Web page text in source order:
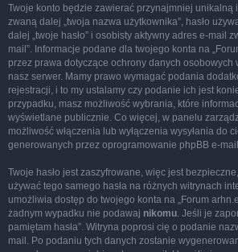
Twoje konto będzie zawierać przynajmniej unikalną
zwaną dalej „twoja nazwa użytkownika”, hasło
dalej „twoje hasło” i osobisty aktywny adres e-mail
mail”. Informacje podane dla twojego konta na
przez prawa dotyczące ochrony danych osobowych
nasz serwer. Mamy prawo wymagać podania
rejestracji, i to my ustalamy czy podanie ich jest
przypadku, masz możliwość wybrania, które
wyświetlane publicznie. Co więcej, w panelu
możliwość włączenia lub wyłączenia wysyłania do
generowanych przez oprogramowanie phpBB e-
Twoje hasło jest zaszyfrowane, więc jest
używać tego samego hasła na różnych witrynach
umożliwia dostęp do twojego konta na „Forum
żadnym wypadku nie podawaj nikomu. Jeśli je
pamiętam hasła”. Witryna poprosi cię o podanie
mail. Po podaniu tych danych zostanie